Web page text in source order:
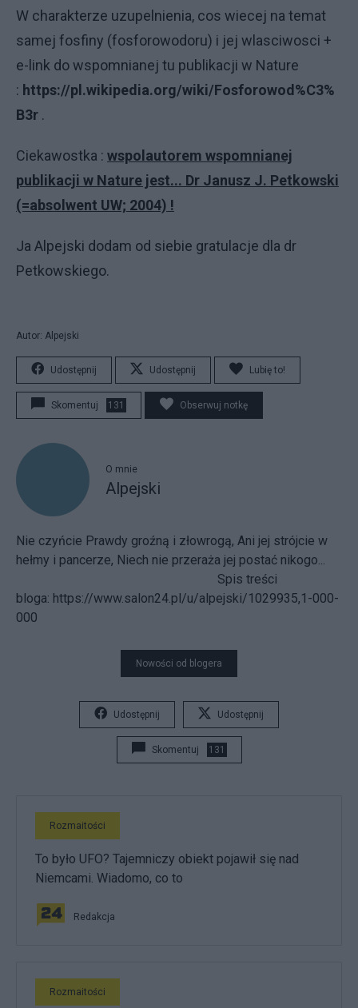
W charakterze uzupelnienia, cos wiecej na temat
samej fosfiny (fosforowodoru) i jej wlasciwosci +
e-link do wspomnianej tu publikacji w Nature
: https://pl.wikipedia.org/wiki/Fosforowod%C3%
B3r .
Ciekawostka : wspolautorem wspomnianej
publikacji w Nature jest... Dr Janusz J. Petkowski
(=absolwent UW; 2004) !
Ja Alpejski dodam od siebie gratulacje dla dr
Petkowskiego.
Autor: Alpejski
Udostępnij Udostępnij Lubię to!
Skomentuj 131 Obserwuj notkę
O mnie
Alpejski
Nie czyńcie Prawdy groźną i złowrogą, Ani jej strójcie w
hełmy i pancerze, Niech nie przeraża jej postać nikogo...
Spis treści
bloga: https://www.salon24.pl/u/alpejski/1029935,1-000-
000
Nowości od blogera
Udostępnij Udostępnij
Skomentuj 131
Rozmaitości
To było UFO? Tajemniczy obiekt pojawił się nad
Niemcami. Wiadomo, co to
Redakcja
Rozmaitości